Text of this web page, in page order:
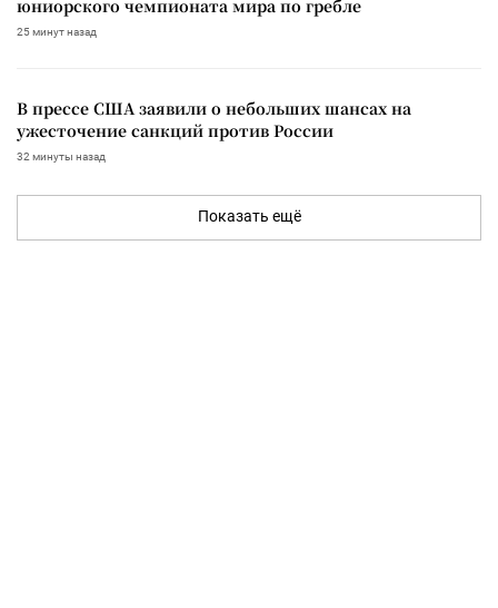
юниорского чемпионата мира по гребле
25 минут назад
В прессе США заявили о небольших шансах на
ужесточение санкций против России
32 минуты назад
Показать ещё